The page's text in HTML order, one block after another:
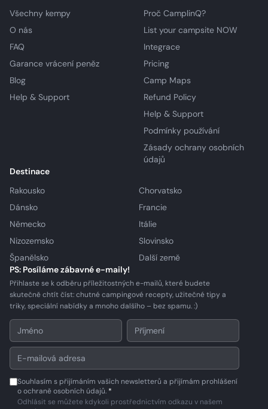
Všechny kempy
O nás
FAQ
Garance vrácení peněz
Blog
Help & Support
Proč CamplinQ?
List your campsite NOW
Integrace
Pricing
Camp Maps
Refund Policy
Help & Support
Podmínky používání
Zásady ochrany osobních
údajů
Destinace
Rakousko
Chorvatsko
Dánsko
Francie
Německo
Itálie
Nizozemsko
Slovinsko
Španělsko
Další země
PS: Posíláme zábavné e-maily!
Přihlaste se k odběru příležitostných e-mailů, které budete
skutečně chtít číst: chutné campingové recepty, užitečné tipy a
triky, speciální nabídky a mnoho dalšího – bez spamu. :)
Souhlasím s přijímáním vašich newsletterů a přijímám prohlášení
o ochraně osobních údajů. *
Odhlásit se můžete kdykoli prostřednictvím odkazu v našem